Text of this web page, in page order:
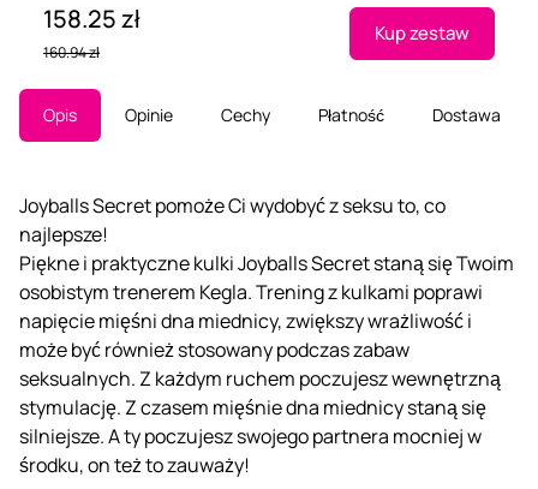
158.25 zł
160.94 zł
Kup zestaw
Opis Opinie Cechy Płatność Dostawa
Joyballs Secret pomoże Ci wydobyć z seksu to, co
najlepsze!
Piękne i praktyczne kulki Joyballs Secret staną się Twoim
osobistym trenerem Kegla. Trening z kulkami poprawi
napięcie mięśni dna miednicy, zwiększy wrażliwość i
może być również stosowany podczas zabaw
seksualnych. Z każdym ruchem poczujesz wewnętrzną
stymulację. Z czasem mięśnie dna miednicy staną się
silniejsze. A ty poczujesz swojego partnera mocniej w
środku, on też to zauważy!